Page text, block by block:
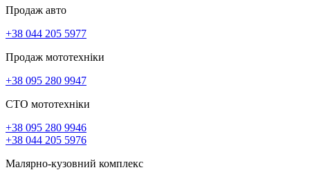
Продаж авто
+38 044 205 5977
Продаж мототехніки
+38 095 280 9947
СТО мототехніки
+38 095 280 9946
+38 044 205 5976
Малярно-кузовний комплекс